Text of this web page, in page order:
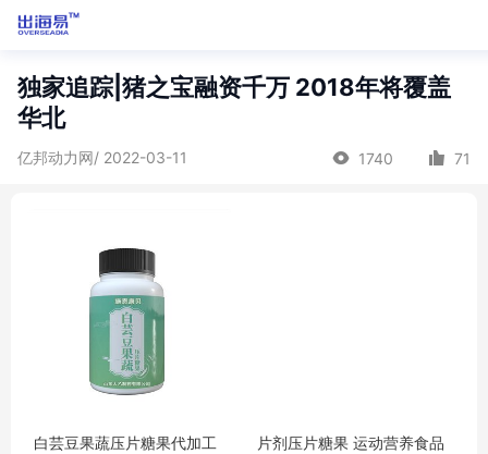
独家追踪|猪之宝融资千万 2018年将覆盖
华北
亿邦动力网/ 2022-03-11 1740 71
白芸豆果蔬压片糖果代加工
片剂压片糖果 运动营养食品